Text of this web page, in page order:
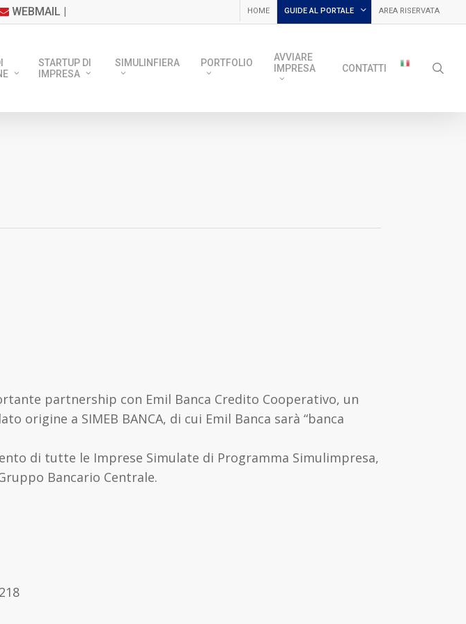
WEBMAIL | HOME GUIDE AL PORTALE AREA RISERVATA
STARTUP DI
IMPRESA
SIMULINFIERA PORTFOLIO
AVVIARE
IMPRESA
CONTATTI
partnership con Emil Banca Credito Cooperativo, un
a SIMEB BANCA, di cui Emil Banca sarà “banca
di tutte le Imprese Simulate di Programma Simulimpresa,
Bancario Centrale.